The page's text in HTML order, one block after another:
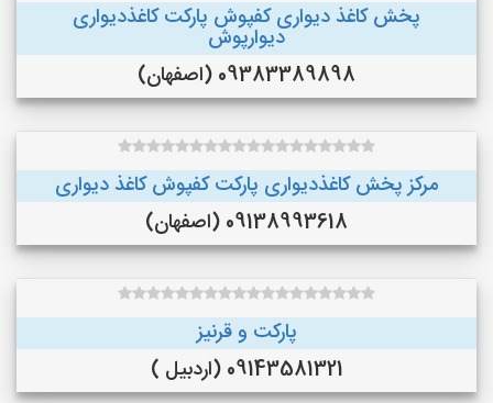
پخش کاغذ دیواری کفپوش پارکت کاغذدیواری
دیوارپوش
09383389898 (اصفهان)
مرکز پخش کاغذدیواری پارکت کفپوش کاغذ دیواری
09138993618 (اصفهان)
پارکت و قرنیز
09143581321 (اردبیل )